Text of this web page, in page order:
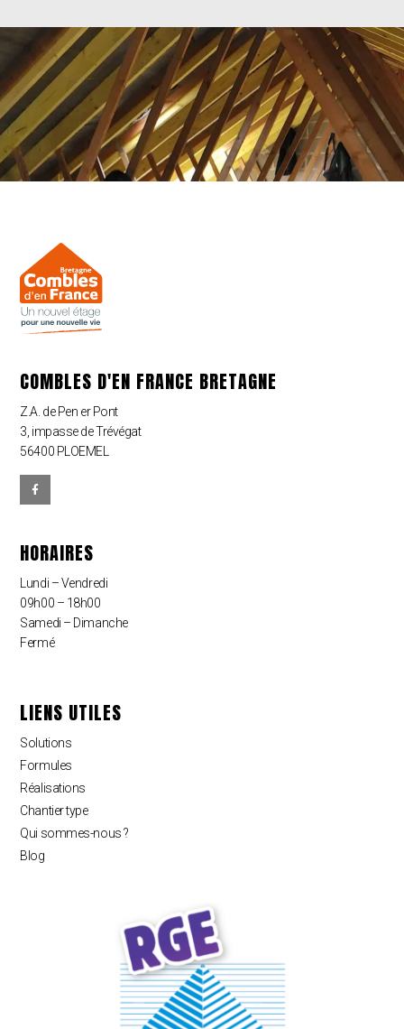
COMBLES D'EN FRANCE BRETAGNE
Z.A. de Pen er Pont
3, impasse de Trévégat
56400 PLOEMEL
HORAIRES
Lundi – Vendredi
09h00 – 18h00
Samedi – Dimanche
Fermé
LIENS UTILES
Solutions
Formules
Réalisations
Chantier type
Qui sommes-nous ?
Blog